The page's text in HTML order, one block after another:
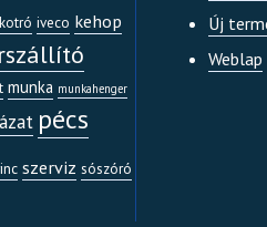
iveco kehop
munka munkahenger
pécs
szerviz sószóró
Új
Weblap